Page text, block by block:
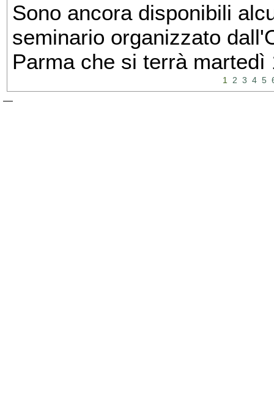
Sono ancora disponibili
seminario organizzato
Parma che si terrà martedì
1 2 3 4 5